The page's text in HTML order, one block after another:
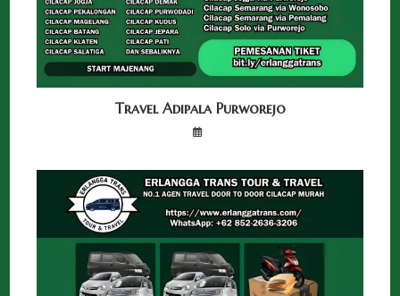
Travel Adipala Purworejo